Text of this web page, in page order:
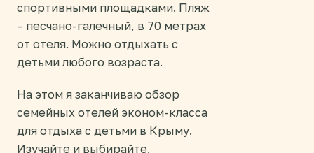
спортивными площадками. Пляж
– песчано-галечный, в 70 метрах
от отеля. Можно отдыхать с
детьми любого возраста.
На этом я заканчиваю обзор
семейных отелей эконом-класса
для отдыха с детьми в Крыму.
Изучайте и выбирайте.